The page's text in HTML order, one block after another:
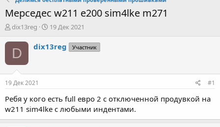
Мерседес w211 e200 sim4lke m271
А
т
м
ы
dix13reg
Д
т
л
19 Дек 2021
D dix13reg Участник
19 Дек 2021 #1
Ребя у кого есть full евро 2 с отключенной продувкой на
w211 sim4lke с любыми индентами.